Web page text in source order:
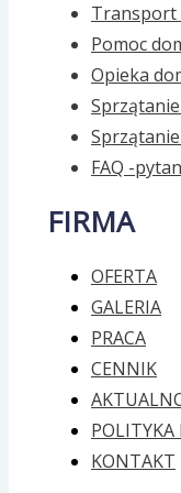
Transport
Pomoc
Opieka
FAQ -
FIRMA
OFERTA
GALERIA
PRACA
CENNIK
POLITYKA
KONTAKT